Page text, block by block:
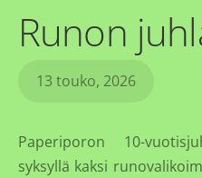
Runon
13 touko, 2026
Paperiporon 10-
syksyllä kaksi